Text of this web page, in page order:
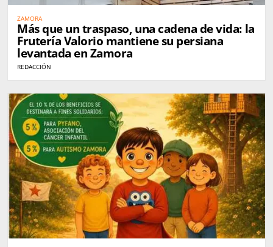
ZAMORA
Más que un traspaso, una cadena de vida: la
Frutería Valorio mantiene su persiana
levantada en Zamora
REDACCIÓN